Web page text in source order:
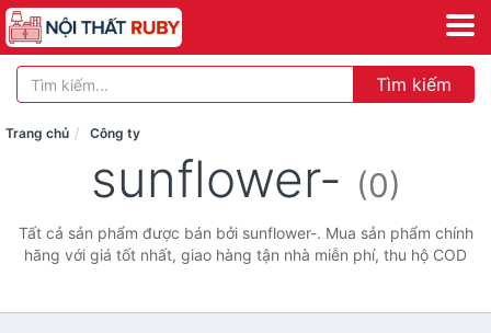
Tìm kiếm
Trang chủ Công ty
sunflower- (0)
Tất cả sản phẩm được bán bởi sunflower-. Mua sản phẩm chính
hãng với giá tốt nhất, giao hàng tận nhà miễn phí, thu hộ COD